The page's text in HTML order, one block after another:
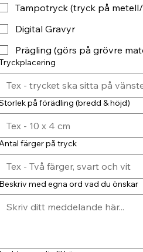
Tampotryck (tryck på
Digital Gravyr
Prägling (görs på grövre
på förädling (bredd & höjd)
färger på tryck
med egna ord vad du önskar